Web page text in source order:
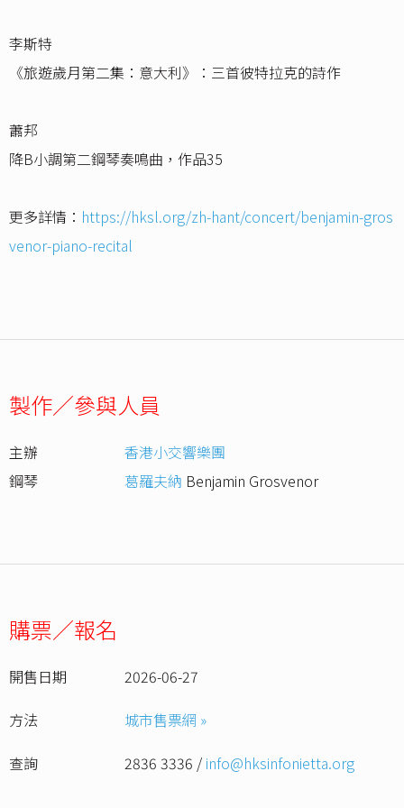
李斯特
《旅遊歲月第二集：意大利》：三首彼特拉克的詩作
蕭邦
降B小調第二鋼琴奏鳴曲，作品35
更多詳情： https://hksl.org/zh-hant/concert/benjamin-gros
venor-piano-recital
製作／參與人員
主辦
香港小交響樂團
鋼琴
葛羅夫納 Benjamin Grosvenor
購票／報名
開售日期
2026-06-27
方法
城市售票網 »
查詢
2836 3336 / info@hksinfonietta.org